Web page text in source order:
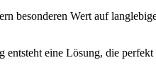
Wert auf
eine Lösung, die